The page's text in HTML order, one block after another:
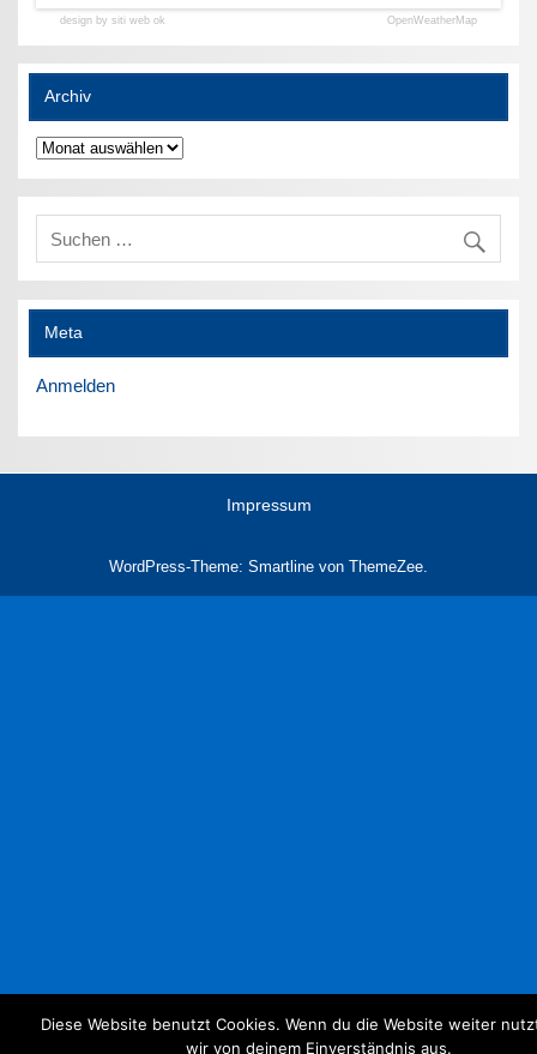
design by siti web ok OpenWeatherMap
Archiv
Archiv
Meta
Anmelden
Impressum
WordPress-Theme: Smartline von ThemeZee.
Diese Website benutzt Cookies. Wenn du die Website weiter
wir von deinem Einverständnis aus.